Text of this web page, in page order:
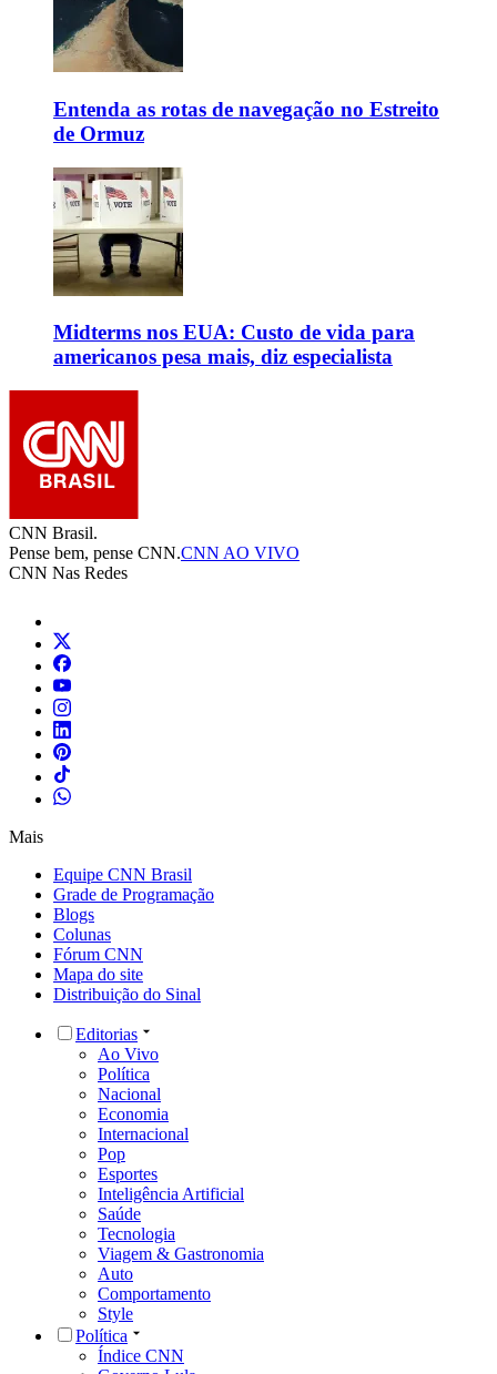
Entenda as rotas de navegação no Estreito
de Ormuz
Midterms nos EUA: Custo de vida para
americanos pesa mais, diz especialista
CNN Brasil.
Pense bem, pense CNN.CNN AO VIVO
CNN Nas Redes
Mais
Equipe CNN Brasil
Grade de Programação
Blogs
Colunas
Fórum CNN
Mapa do site
Distribuição do Sinal
Editorias
Ao Vivo
Política
Nacional
Economia
Internacional
Pop
Esportes
Inteligência Artificial
Saúde
Tecnologia
Viagem & Gastronomia
Auto
Comportamento
Style
Política
Índice CNN